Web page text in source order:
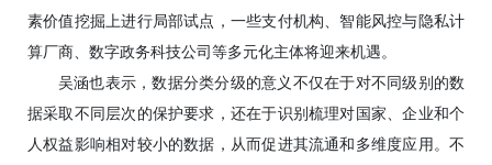
素价值挖掘上进行局部试点，一些支付机构、智能风控与隐私计
算厂商、数字政务科技公司等多元化主体将迎来机遇。
吴涵也表示，数据分类分级的意义不仅在于对不同级别的数
据采取不同层次的保护要求，还在于识别梳理对国家、企业和个
人权益影响相对较小的数据，从而促进其流通和多维度应用。不